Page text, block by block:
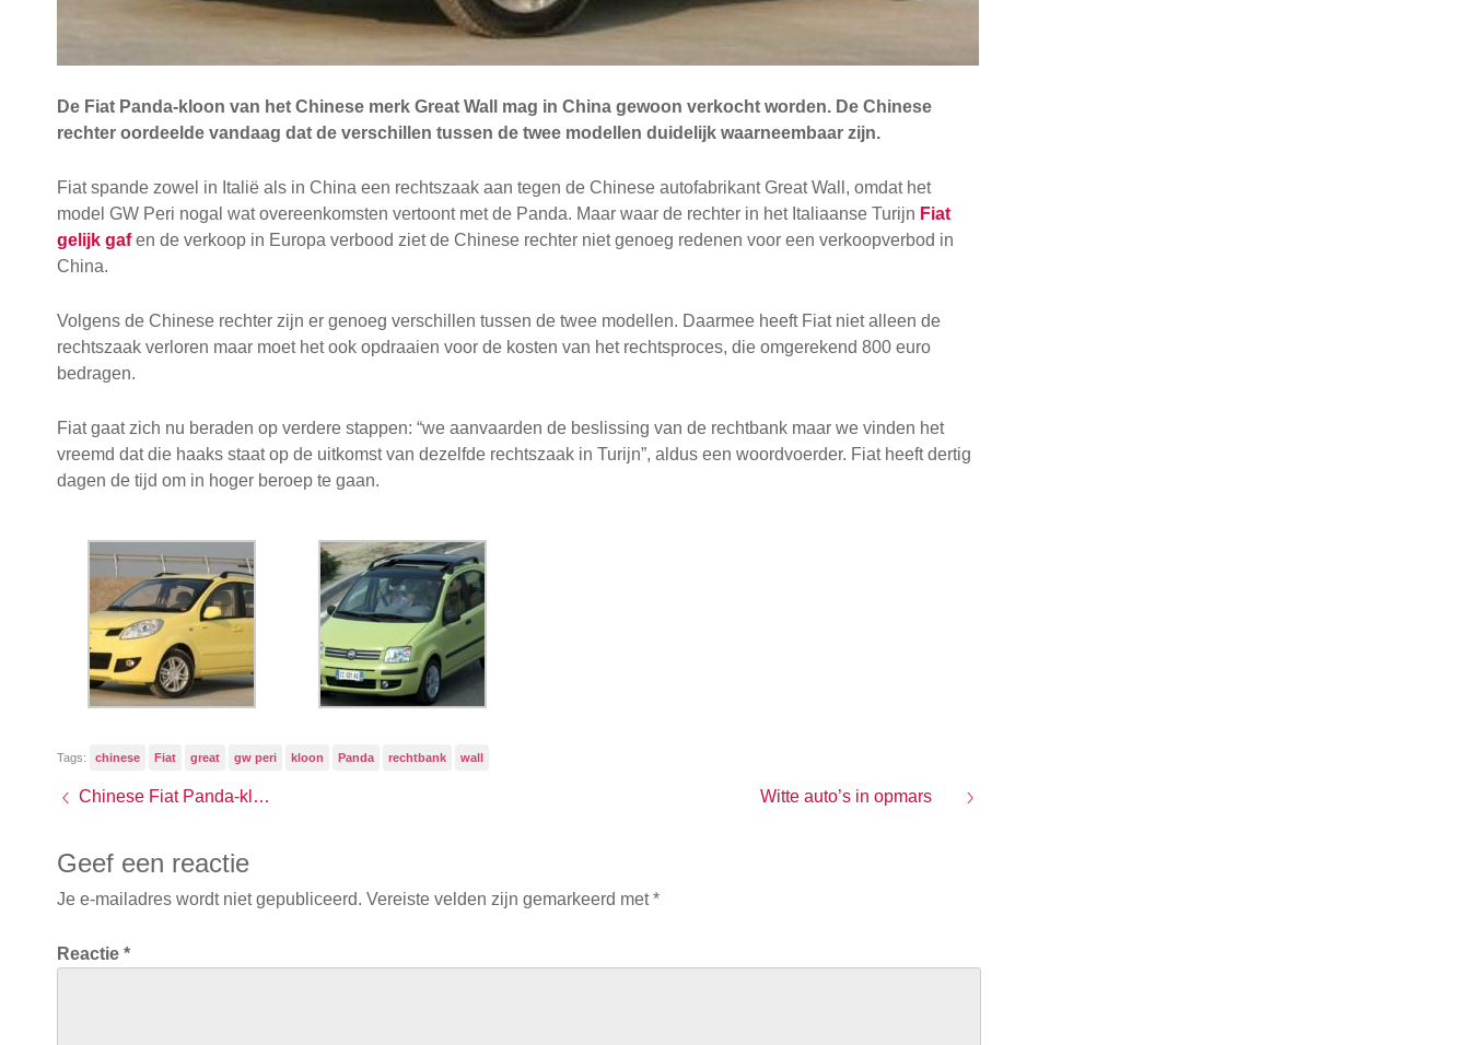
De Fiat Panda-kloon van het Chinese merk Great Wall mag in China gewoon verkocht worden. De Chinese
rechter oordeelde vandaag dat de verschillen tussen de twee modellen duidelijk waarneembaar zijn.
Fiat spande zowel in Italië als in China een rechtszaak aan tegen de Chinese autofabrikant Great Wall, omdat het
model GW Peri nogal wat overeenkomsten vertoont met de Panda. Maar waar de rechter in het Italiaanse Turijn Fiat
gelijk gafen de verkoop in Europa verbood ziet de Chinese rechter niet genoeg redenen voor een verkoopverbod in
China.
Volgens de Chinese rechter zijn er genoeg verschillen tussen de twee modellen. Daarmee heeft Fiat niet alleen de
rechtszaak verloren maar moet het ook opdraaien voor de kosten van het rechtsproces, die omgerekend 800 euro
bedragen.
Fiat gaat zich nu beraden op verdere stappen: “we aanvaarden de beslissing van de rechtbank maar we vinden het
vreemd dat die haaks staat op de uitkomst van dezelfde rechtszaak in Turijn”, aldus een woordvoerder. Fiat heeft dertig
dagen de tijd om in hoger beroep te gaan.
Tags: chinese Fiat great gw peri kloon Panda rechtbank wall
Chinese Fiat Panda-kloon verboden in Europa Witte auto’s in opmars
Geef een reactie
Je e-mailadres wordt niet gepubliceerd. Vereiste velden zijn gemarkeerd met*
Reactie *